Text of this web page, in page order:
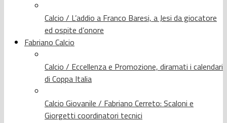
Calcio / L’addio a Franco Baresi, a Jesi da giocatore
ed ospite d’onore
Fabriano Calcio
Calcio / Eccellenza e Promozione, diramati i calendari
di Coppa Italia
Calcio Giovanile / Fabriano Cerreto: Scaloni e
Giorgetti coordinatori tecnici